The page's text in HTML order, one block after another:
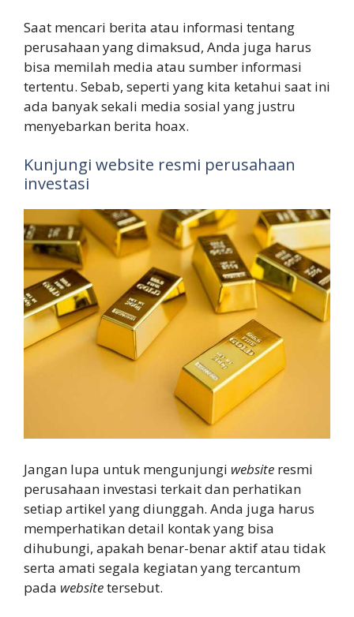
Saat mencari berita atau informasi tentang
perusahaan yang dimaksud, Anda juga harus
bisa memilah media atau sumber informasi
tertentu. Sebab, seperti yang kita ketahui saat ini
ada banyak sekali media sosial yang justru
menyebarkan berita hoax.
Kunjungi website resmi perusahaan
investasi
Jangan lupa untuk mengunjungi website resmi
perusahaan investasi terkait dan perhatikan
setiap artikel yang diunggah. Anda juga harus
memperhatikan detail kontak yang bisa
dihubungi, apakah benar-benar aktif atau tidak
serta amati segala kegiatan yang tercantum
pada websitetersebut.